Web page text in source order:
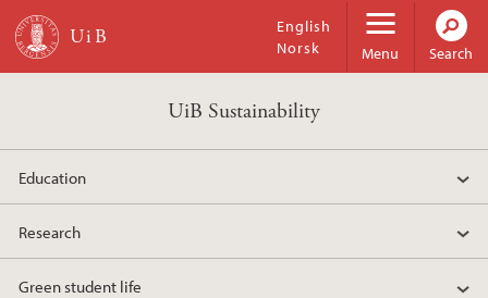
Skip to main content
Menu
English
Norsk
Search
UiB Sustainability
Education
Research
Green student life